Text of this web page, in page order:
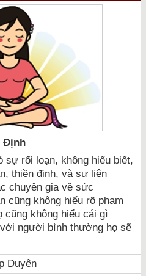
Định
sự rối loạn, không hiểu biết,
thiền định, và sự liên
chuyên gia về sức
cũng không hiểu rõ phạm
cũng không hiểu cái gì
người bình thường họ sẽ
Duyên